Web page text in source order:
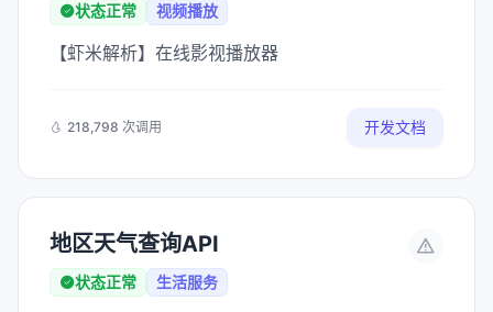
状态正常 视频播放
【虾米解析】在线影视播放器
218,798 次调用 开发文档
地区天气查询API
状态正常 生活服务